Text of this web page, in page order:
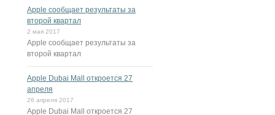
Apple сообщает результаты за
второй квартал
2 мая 2017
Apple сообщает результаты за
второй квартал
Apple Dubai Mall откроется 27
апреля
26 апреля 2017
Apple Dubai Mall откроется 27